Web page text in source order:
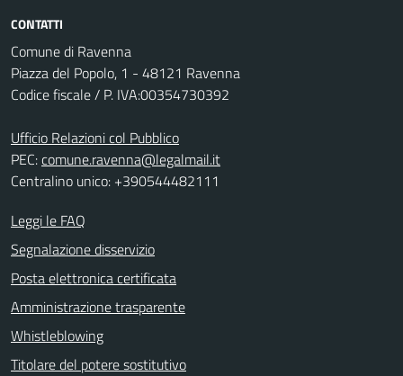
CONTATTI
Comune di Ravenna
Piazza del Popolo, 1 - 48121 Ravenna
Codice fiscale / P. IVA:00354730392
Ufficio Relazioni col Pubblico
PEC:comune.ravenna@legalmail.it
Centralino unico: +390544482111
Leggi le FAQ
Segnalazione disservizio
Posta elettronica certificata
Amministrazione trasparente
Whistleblowing
Titolare del potere sostitutivo